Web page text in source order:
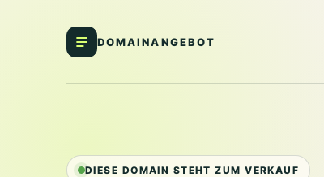
DOMAINANGEBOT
DIESE DOMAIN STEHT ZUM VERKAUF